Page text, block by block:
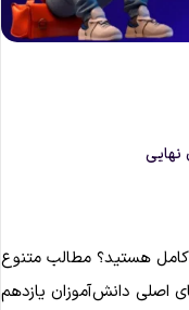
هستید؟ مطالب متنوع
دانش‌آموزان یازدهم